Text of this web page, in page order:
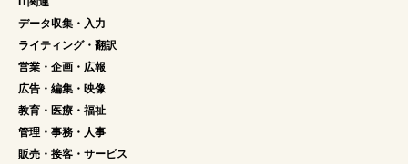
データ収集・入力
ライティング・翻訳
営業・企画・広報
広告・編集・映像
教育・医療・福祉
管理・事務・人事
販売・接客・サービス